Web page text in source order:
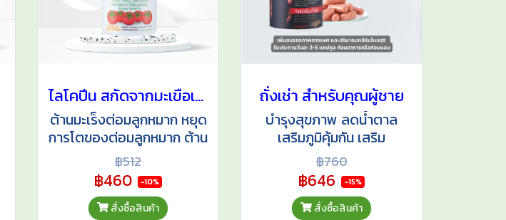
ไลโคปีน สกัดจากมะเขือเทศ
ต้านมะเร็งต่อมลูกหมาก หยุด
การโตของต่อมลูกหมาก ต้าน
อนุมูลอิสระ บำรุงผิวพรรณ
฿512
฿460 -10%
สั่งซื้อสินค้า
ถั่งเช่า สำหรับคุณผู้ชาย
บำรุงสุขภาพ ลดน้ำตาล
เสริมภูมิคุ้มกัน เสริม
สมรรถภาพคุณผู้ชาย
฿760
฿646 -15%
สั่งซื้อสินค้า